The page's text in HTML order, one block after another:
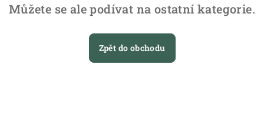
Můžete se ale podívat na ostatní kategorie.
Zpět do obchodu